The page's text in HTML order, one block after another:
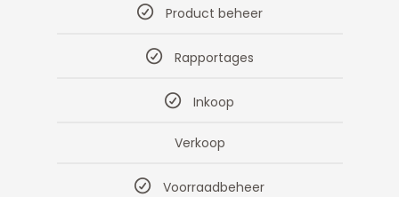
Product beheer
Rapportages
Inkoop
Verkoop
Voorraadbeheer